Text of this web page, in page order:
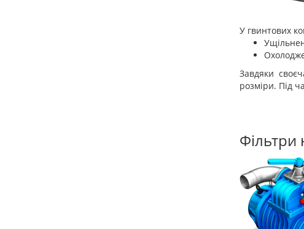
У гвинтових
Завдяки
розміри. Під
Фільтри